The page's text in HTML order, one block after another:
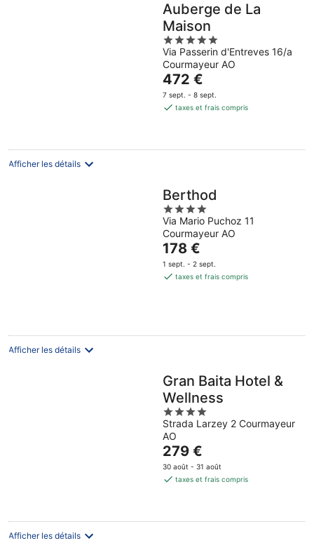
Auberge de La
Maison
5
out
of
5
Via Passerin d'Entreves 16/a
Courmayeur AO
Le
prix
est
par
472 €
7 sept. - 8 sept.
taxes et frais compris
Afficher les détails
Berthod
4
out
of
5
Via Mario Puchoz 11
Courmayeur AO
Le
prix
est
178 €
1 sept. - 2 sept.
taxes et frais compris
Afficher les détails
Gran Baita Hotel &
Wellness
4
out
of
5
Strada Larzey 2 Courmayeur
AO
Le
prix
est
par
279 €
30 août - 31 août
taxes et frais compris
Afficher les détails